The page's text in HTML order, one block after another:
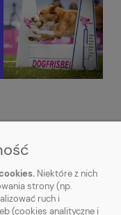
Niektóre z nich
strony (np.
ruch i
(cookies analityczne i